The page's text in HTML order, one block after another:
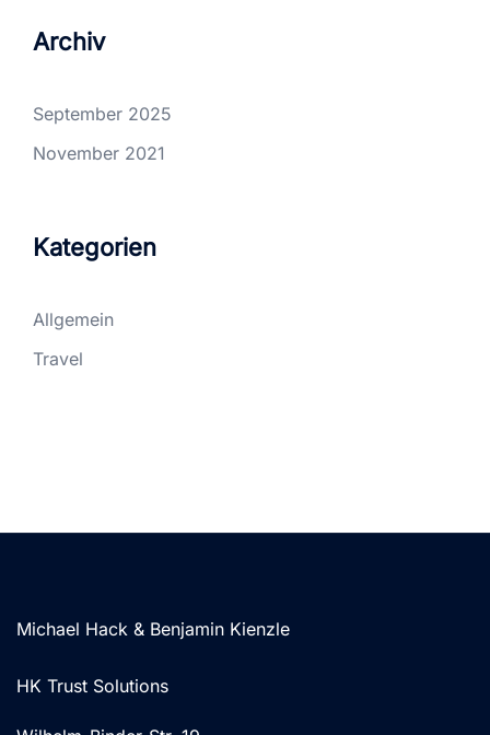
Archiv
September 2025
November 2021
Kategorien
Allgemein
Travel
Michael Hack & Benjamin Kienzle
HK Trust Solutions